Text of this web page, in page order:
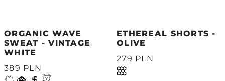
ORGANIC WAVE
SWEAT - VINTAGE
WHITE
389 PLN
ETHEREAL SHORTS -
OLIVE
279 PLN